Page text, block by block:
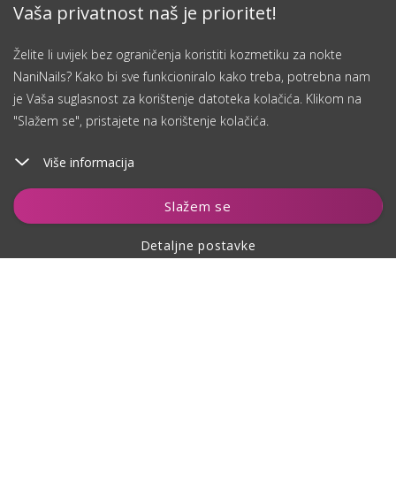
Vaša privatnost naš je prioritet!
Želite li uvijek bez ograničenja koristiti kozmetiku za nokte
NaniNails? Kako bi sve funkcioniralo kako treba, potrebna nam
je Vaša suglasnost za korištenje datoteka kolačića. Klikom na
"Slažem se", pristajete na korištenje kolačića.
Više informacija
Slažem se
Detaljne postavke
Dodaj u košaricu